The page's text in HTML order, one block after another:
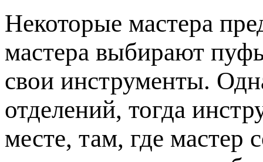
Некоторые мастера
мастера выбирают
свои инструменты.
отделений, тогда
месте, там, где